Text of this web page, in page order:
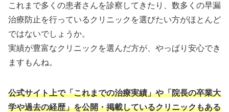
これまで多くの患者さんを診察してきたり、数多くの早漏
治療防止を行っているクリニックを選びたい方がほとんど
ではないでしょうか。
実績が豊富なクリニックを選んだ方が、やっぱり安心でき
ますもんね。
公式サイト上で「これまでの治療実績」や「院長の卒業大
学や過去の経歴」を公開・掲載しているクリニックもある